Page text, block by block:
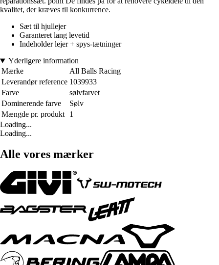
kvalitet, der kræves til konkurrence.
Sæt til hjullejer
Garanteret lang levetid
Indeholder lejer + spys-tætninger
Yderligere information
Mærke
All Balls Racing
Leverandør reference 1039933
Farve
sølvfarvet
Dominerende farve
Sølv
Mængde pr. produkt
1
Loading...
Loading...
Alle vores mærker